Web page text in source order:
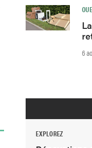
6
EXPLOREZ